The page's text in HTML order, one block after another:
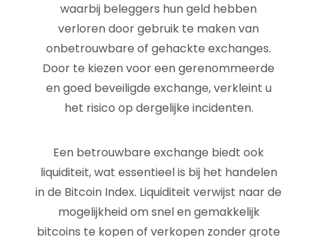
waarbij beleggers hun geld hebben
verloren door gebruik te maken van
onbetrouwbare of gehackte exchanges.
Door te kiezen voor een gerenommeerde
en goed beveiligde exchange, verkleint u
het risico op dergelijke incidenten.
Een betrouwbare exchange biedt ook
liquiditeit, wat essentieel is bij het handelen
in de Bitcoin Index. Liquiditeit verwijst naar de
mogelijkheid om snel en gemakkelijk
bitcoins te kopen of verkopen zonder grote